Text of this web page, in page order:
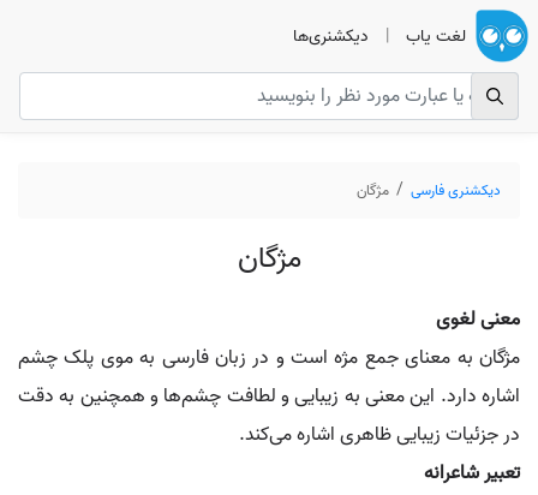
لغت یاب | دیکشنری‌ها
دیکشنری فارسی مژگان
مژگان
معنی لغوی
مژگان به معنای جمع مژه است و در زبان فارسی به موی پلک چشم
اشاره دارد. این معنی به زیبایی و لطافت چشم‌ها و همچنین به دقت
در جزئیات زیبایی ظاهری اشاره می‌کند.
تعبیر شاعرانه